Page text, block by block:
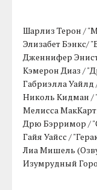
Шарлиз Терон /
Элизабет Бэнкс/
Дженнифер
Кэмерон Диаз /
Габриэлла
Николь Кидман /
Мелисса
Дрю Бэрримор /
Гайя Уайсс /
Лиа Мишель
Изумрудный